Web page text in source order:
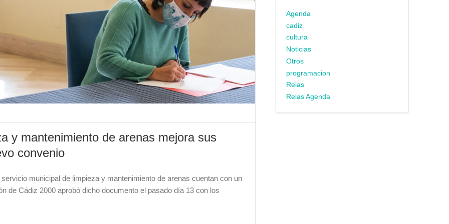
y mantenimiento de arenas mejora sus
convenio
municipal de limpieza y mantenimiento de arenas cuentan con un
de Cádiz 2000 aprobó dicho documento el pasado día 13 con los
Agenda
cadiz
cultura
Noticias
Otros
programacion
Relas
Relas Agenda